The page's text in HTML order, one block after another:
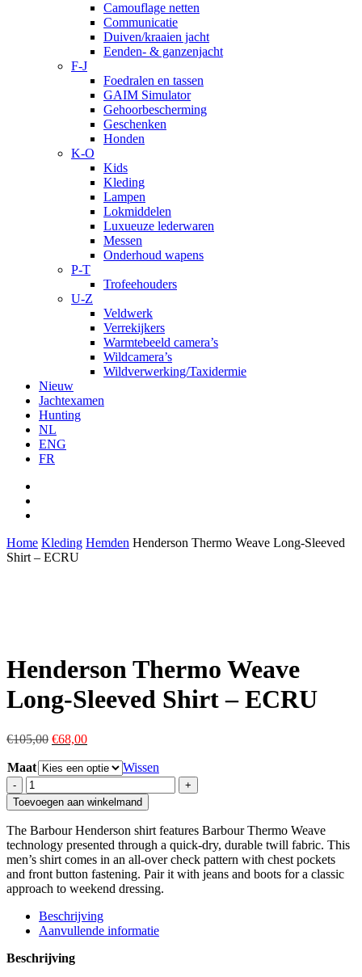
Camouflage netten
Communicatie
Duiven/kraaien jacht
Eenden- & ganzenjacht
F-J
Foedralen en tassen
GAIM Simulator
Gehoorbescherming
Geschenken
Honden
K-O
Kids
Kleding
Lampen
Lokmiddelen
Luxueuze lederwaren
Messen
Onderhoud wapens
P-T
Trofeehouders
U-Z
Veldwerk
Verrekijkers
Warmtebeeld camera’s
Wildcamera’s
Wildverwerking/Taxidermie
Nieuw
Jachtexamen
Hunting
NL
ENG
FR
Home Kleding Hemden Henderson Thermo Weave Long-Sleeved
Shirt – ECRU
Henderson Thermo Weave
Long-Sleeved Shirt – ECRU
€105,00 Oorspronkelijke
was:
€105,00.
€68,00Huidige
is:
€68,00.
Maat
Wissen
Henderson
Thermo
Weave
Long-
Sleeved
Shirt
-
ECRU
Toevoegen aan winkelmand
The Barbour Henderson shirt features Barbour Thermo Weave
technology presented through a quick-dry, durable twill fabric. This
men’s shirt comes in an all-over check pattern with chest pockets
and front button fastening. Pair it with jeans and boots for a classic
approach to weekend dressing.
Beschrijving
Aanvullende informatie
Beschrijving